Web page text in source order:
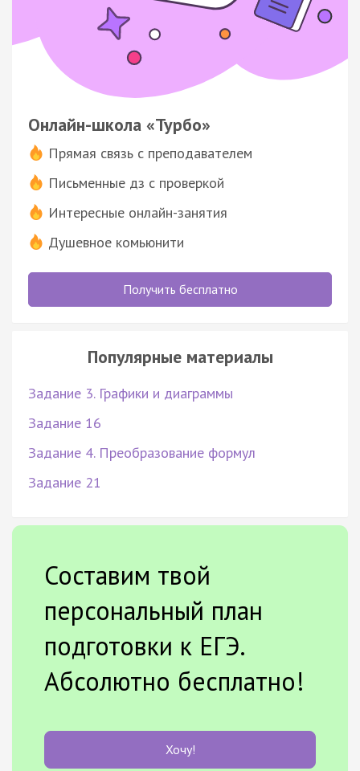
Онлайн-школа «Турбо»
Прямая связь с преподавателем
Письменные дз с проверкой
Интересные онлайн-занятия
Душевное комьюнити
Получить бесплатно
Популярные материалы
Задание 3. Графики и диаграммы
Задание 16
Задание 4. Преобразование формул
Задание 21
Составим твой
персональный план
подготовки к ЕГЭ.
Абсолютно бесплатно!
Хочу!